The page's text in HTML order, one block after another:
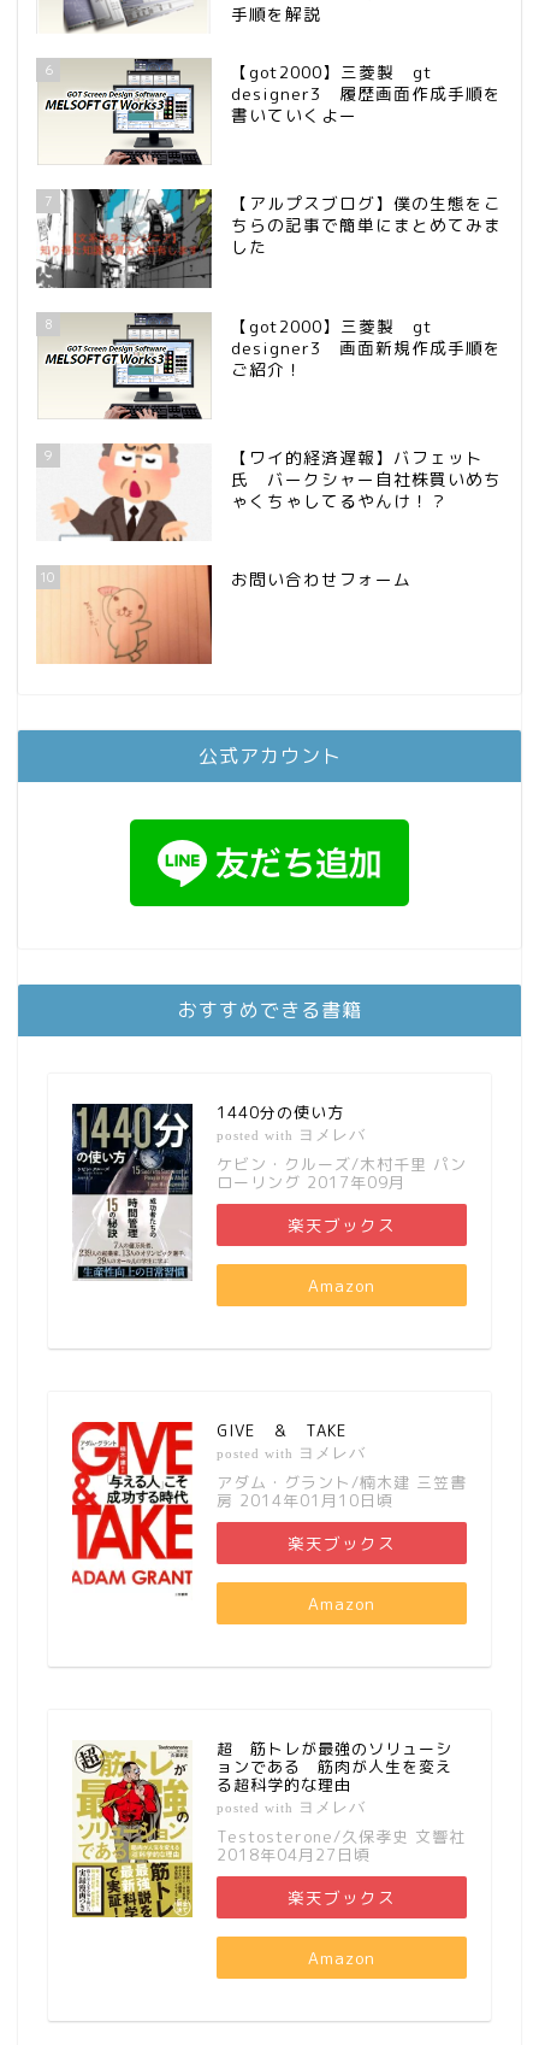
手順を解説
6
【got2000】三菱製 gt
designer3 履歴画面作成手順を
書いていくよー
7
【アルプスブログ】僕の生態をこ
ちらの記事で簡単にまとめてみま
した
8
【got2000】三菱製 gt
designer3 画面新規作成手順を
ご紹介！
9
【ワイ的経済遅報】バフェット
氏 バークシャー自社株買いめち
ゃくちゃしてるやんけ！？
10 お問い合わせフォーム
公式アカウント
おすすめできる書籍
1440分の使い方
posted with ヨメレバ
ケビン・クルーズ/木村千里 パン
ローリング 2017年09月
楽天ブックス
Amazon
GIVE ＆ TAKE
posted with ヨメレバ
アダム・グラント/楠木建 三笠書
房 2014年01月10日頃
楽天ブックス
Amazon
超 筋トレが最強のソリューシ
ョンである 筋肉が人生を変え
る超科学的な理由
posted with ヨメレバ
Testosterone/久保孝史 文響社
2018年04月27日頃
楽天ブックス
Amazon